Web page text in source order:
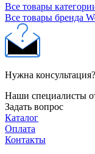
Все товары
Все товары бренда
Нужна консультация?
Наши специалисты
Задать вопрос
Каталог
Оплата
Контакты